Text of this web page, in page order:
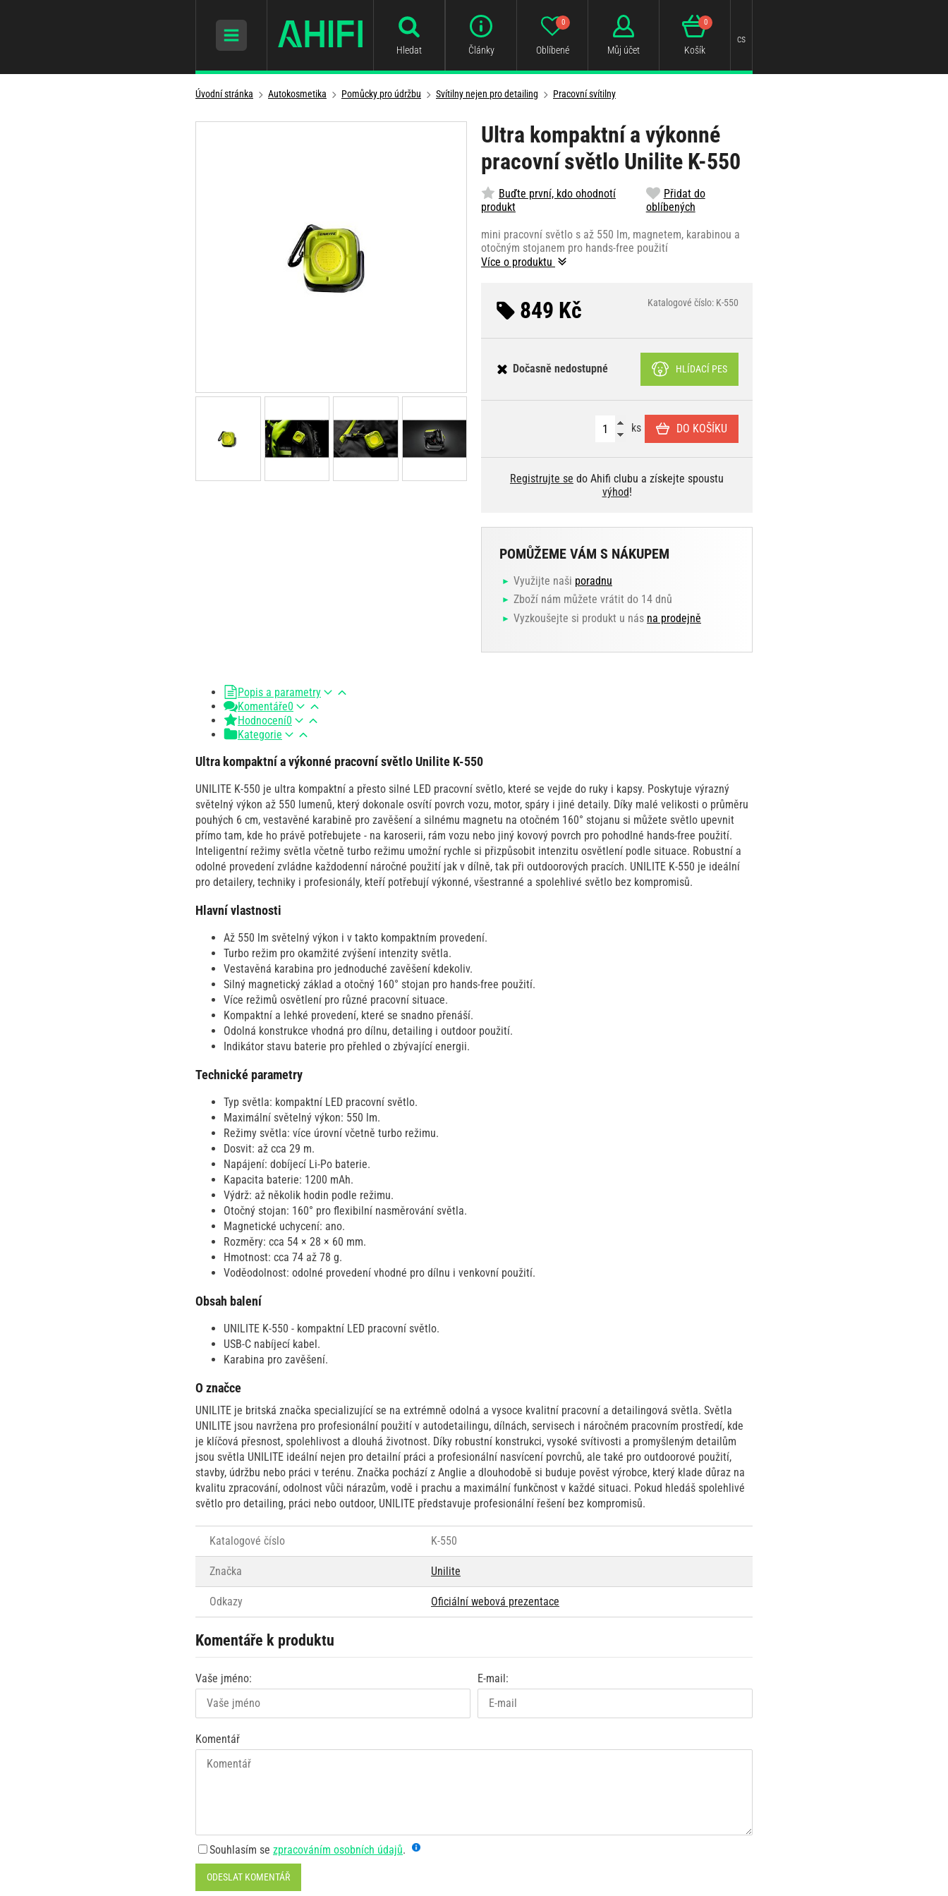
Hledat Články Oblíbené
0
Můj účet Košík
0
cs
Úvodní stránka Autokosmetika Pomůcky pro údržbu Svítilny nejen pro detailing Pracovní svítilny
Ultra kompaktní a výkonné
pracovní světlo Unilite K-550
Buďte první, kdo ohodnotí
produkt
Přidat do
oblíbených
mini pracovní světlo s až 550 lm, magnetem, karabinou a
otočným stojanem pro hands-free použití
Více o produktu
849 Kč Katalogové číslo: K-550
Dočasně nedostupné HLÍDACÍ PES
ks DO KOŠÍKU
Registrujte se do Ahifi clubu a získejte spoustu
výhod!
POMŮŽEME VÁM S NÁKUPEM
Využijte naši poradnu
Zboží nám můžete vrátit do 14 dnů
Vyzkoušejte si produkt u nás na prodejně
Popis a parametry
Komentáře0
Hodnocení0
Kategorie
Ultra kompaktní a výkonné pracovní světlo Unilite K-550
UNILITE K-550 je ultra kompaktní a přesto silné LED pracovní světlo, které se vejde do ruky i kapsy. Poskytuje výrazný
světelný výkon až 550 lumenů, který dokonale osvítí povrch vozu, motor, spáry i jiné detaily. Díky malé velikosti o průměru
pouhých 6 cm, vestavěné karabině pro zavěšení a silnému magnetu na otočném 160° stojanu si můžete světlo upevnit
přímo tam, kde ho právě potřebujete - na karoserii, rám vozu nebo jiný kovový povrch pro pohodlné hands-free použití.
Inteligentní režimy světla včetně turbo režimu umožní rychle si přizpůsobit intenzitu osvětlení podle situace. Robustní a
odolné provedení zvládne každodenní náročné použití jak v dílně, tak při outdoorových pracích. UNILITE K-550 je ideální
pro detailery, techniky i profesionály, kteří potřebují výkonné, všestranné a spolehlivé světlo bez kompromisů.
Hlavní vlastnosti
Až 550 lm světelný výkon i v takto kompaktním provedení.
Turbo režim pro okamžité zvýšení intenzity světla.
Vestavěná karabina pro jednoduché zavěšení kdekoliv.
Silný magnetický základ a otočný 160° stojan pro hands-free použití.
Více režimů osvětlení pro různé pracovní situace.
Kompaktní a lehké provedení, které se snadno přenáší.
Odolná konstrukce vhodná pro dílnu, detailing i outdoor použití.
Indikátor stavu baterie pro přehled o zbývající energii.
Technické parametry
Typ světla: kompaktní LED pracovní světlo.
Maximální světelný výkon: 550 lm.
Režimy světla: více úrovní včetně turbo režimu.
Dosvit: až cca 29 m.
Napájení: dobíjecí Li-Po baterie.
Kapacita baterie: 1200 mAh.
Výdrž: až několik hodin podle režimu.
Otočný stojan: 160° pro flexibilní nasměrování světla.
Magnetické uchycení: ano.
Rozměry: cca 54 × 28 × 60 mm.
Hmotnost: cca 74 až 78 g.
Voděodolnost: odolné provedení vhodné pro dílnu i venkovní použití.
Obsah balení
UNILITE K-550 - kompaktní LED pracovní světlo.
USB-C nabíjecí kabel.
Karabina pro zavěšení.
O značce
UNILITE je britská značka specializující se na extrémně odolná a vysoce kvalitní pracovní a detailingová světla. Světla
UNILITE jsou navržena pro profesionální použití v autodetailingu, dílnách, servisech i náročném pracovním prostředí, kde
je klíčová přesnost, spolehlivost a dlouhá životnost. Díky robustní konstrukci, vysoké svítivosti a promyšleným detailům
jsou světla UNILITE ideální nejen pro detailní práci a profesionální nasvícení povrchů, ale také pro outdoorové použití,
stavby, údržbu nebo práci v terénu. Značka pochází z Anglie a dlouhodobě si buduje pověst výrobce, který klade důraz na
kvalitu zpracování, odolnost vůči nárazům, vodě i prachu a maximální funkčnost v každé situaci. Pokud hledáš spolehlivé
světlo pro detailing, práci nebo outdoor, UNILITE představuje profesionální řešení bez kompromisů.
Katalogové číslo K-550
Značka Unilite
Odkazy Oficiální webová prezentace
Komentáře k produktu
Vaše jméno: E-mail:
Komentář
Souhlasím se zpracováním osobních údajů.
ODESLAT KOMENTÁŘ